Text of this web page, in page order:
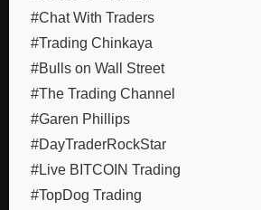
#Chat With Traders
#Trading Chinkaya
#Bulls on Wall Street
#The Trading Channel
#Garen Phillips
#DayTraderRockStar
#Live BITCOIN Trading
#TopDog Trading